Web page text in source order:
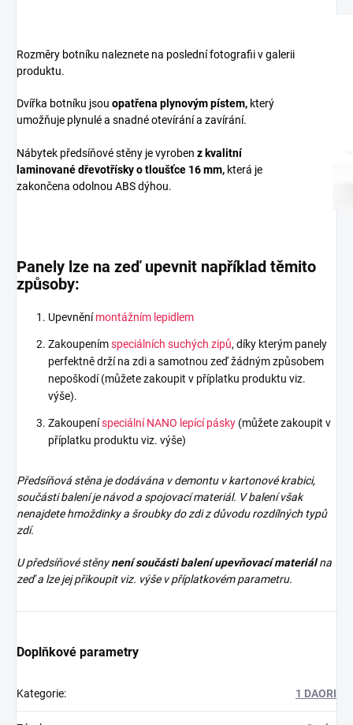
Rozměry botníku naleznete na poslední fotografii v galerii
produktu.
Dvířka botníku jsou opatřena plynovým pístem, který
umožňuje plynulé a snadné otevírání a zavírání.
Nábytek předsíňové stěny je vyroben z kvalitní
laminované dřevotřískyo tloušťce 16 mm, která je
zakončena odolnou ABS dýhou.
Panely lze na zeď upevnit například těmito
způsoby:
Upevněnímontážním lepidlem
Zakoupenímspeciálních suchých zipů, díky kterým panely
perfektně drží na zdi a samotnou zeď žádným způsobem
nepoškodí (můžete zakoupit v příplatku produktu viz.
výše).
Zakoupeníspeciální NANO lepící pásky (můžete zakoupit v
příplatku produktu viz. výše)
Předsíňová stěna je dodávána v demontu v kartonové krabici,
součásti balení je návod a spojovací materiál. V balení však
nenajdetehmoždinky a šroubky do zdi z důvodu rozdílných typů
zdí.
U předsíňové stěnynení součásti balení upevňovací materiálna
zeď a lze jej přikoupit viz. výše v příplatkovém parametru.
Doplňkové parametry
Kategorie: 1 DAORI